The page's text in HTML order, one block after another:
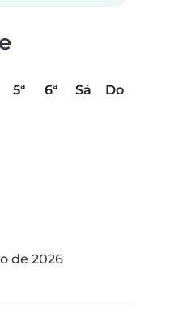
5ª 6ª Sá
Do
de 2026